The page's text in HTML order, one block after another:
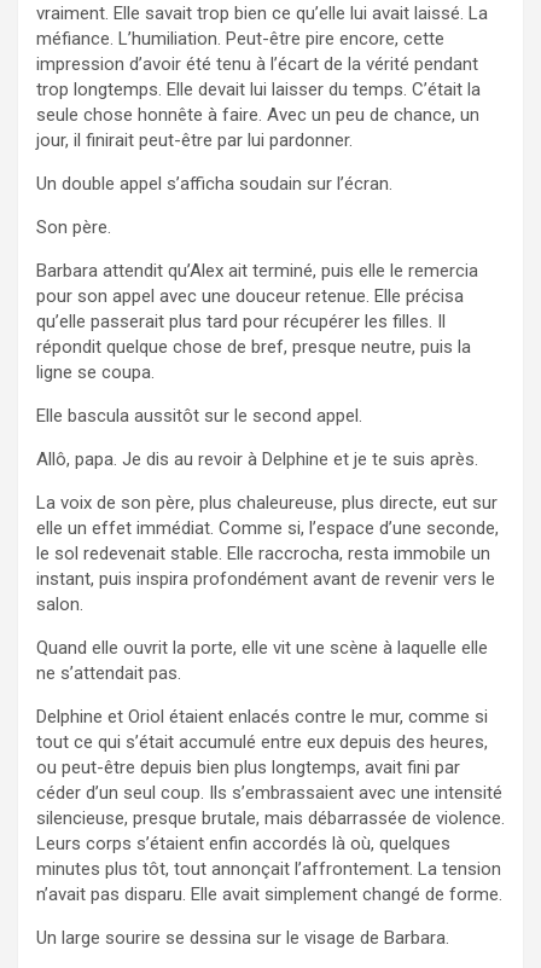
vraiment. Elle savait trop bien ce qu’elle lui avait laissé. La
méfiance. L’humiliation. Peut-être pire encore, cette
impression d’avoir été tenu à l’écart de la vérité pendant
trop longtemps. Elle devait lui laisser du temps. C’était la
seule chose honnête à faire. Avec un peu de chance, un
jour, il finirait peut-être par lui pardonner.
Un double appel s’afficha soudain sur l’écran.
Son père.
Barbara attendit qu’Alex ait terminé, puis elle le remercia
pour son appel avec une douceur retenue. Elle précisa
qu’elle passerait plus tard pour récupérer les filles. Il
répondit quelque chose de bref, presque neutre, puis la
ligne se coupa.
Elle bascula aussitôt sur le second appel.
Allô, papa. Je dis au revoir à Delphine et je te suis après.
La voix de son père, plus chaleureuse, plus directe, eut sur
elle un effet immédiat. Comme si, l’espace d’une seconde,
le sol redevenait stable. Elle raccrocha, resta immobile un
instant, puis inspira profondément avant de revenir vers le
salon.
Quand elle ouvrit la porte, elle vit une scène à laquelle elle
ne s’attendait pas.
Delphine et Oriol étaient enlacés contre le mur, comme si
tout ce qui s’était accumulé entre eux depuis des heures,
ou peut-être depuis bien plus longtemps, avait fini par
céder d’un seul coup. Ils s’embrassaient avec une intensité
silencieuse, presque brutale, mais débarrassée de violence.
Leurs corps s’étaient enfin accordés là où, quelques
minutes plus tôt, tout annonçait l’affrontement. La tension
n’avait pas disparu. Elle avait simplement changé de forme.
Un large sourire se dessina sur le visage de Barbara.